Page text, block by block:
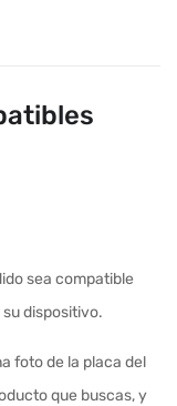
sea compatible
dispositivo.
foto de la placa del
que buscas, y